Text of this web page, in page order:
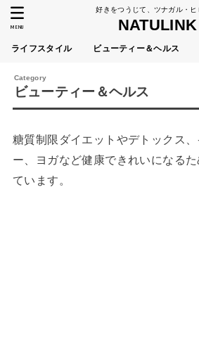
好きをつうじて、ツナガル・ヒ
NATULINK
ライフスタイル ビューティー＆ヘルス
MENU
ビューティー＆ヘルス
糖質制限ダイエットやデトックス
ー、ヨガなど健康できれいになる
ています。